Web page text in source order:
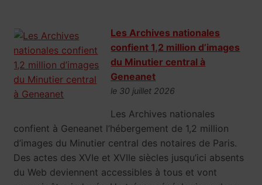
Les Archives nationales
confient 1,2 million d’images
du Minutier central à
Geneanet
le 30 juillet 2026
Les Archives nationales
confient à Geneanet l’hébergement de 1,2 million
d’images du Minutier central des notaires de Paris.
Des actes des XVIe et XVIIe siècles jusqu’ici absents
du Web deviennent accessibles à tous et vont